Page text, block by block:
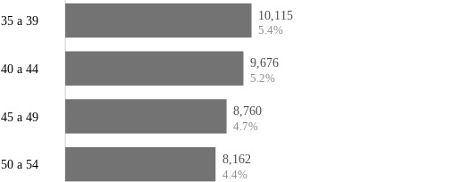
10,115
5.4%
35 a 39
9,676
5.2%
40 a 44
8,760
4.7%
45 a 49
8,162
4.4%
50 a 54